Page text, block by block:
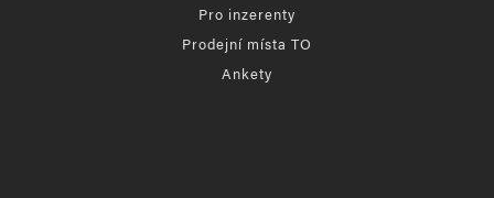
Pro inzerenty
Prodejní místa TO
Ankety